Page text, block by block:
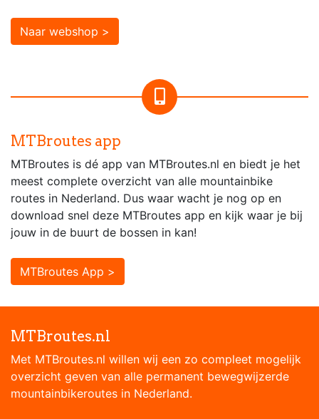
Naar webshop >
MTBroutes app
MTBroutes is dé app van MTBroutes.nl en biedt je het
meest complete overzicht van alle mountainbike
routes in Nederland. Dus waar wacht je nog op en
download snel deze MTBroutes app en kijk waar je bij
jouw in de buurt de bossen in kan!
MTBroutes App >
MTBroutes.nl
Met MTBroutes.nl willen wij een zo compleet mogelijk
overzicht geven van alle permanent bewegwijzerde
mountainbikeroutes in Nederland.